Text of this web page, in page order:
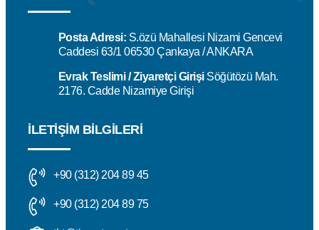
Posta Adresi: S.özü Mahallesi Nizami Gencevi
Caddesi 63/1 06530 Çankaya / ANKARA
Evrak Teslimi / Ziyaretçi GirişiSöğütözü Mah.
2176. Cadde Nizamiye Girişi
İLETIŞIM BILGILERI
+90 (312) 204 89 45
+90 (312) 204 89 75